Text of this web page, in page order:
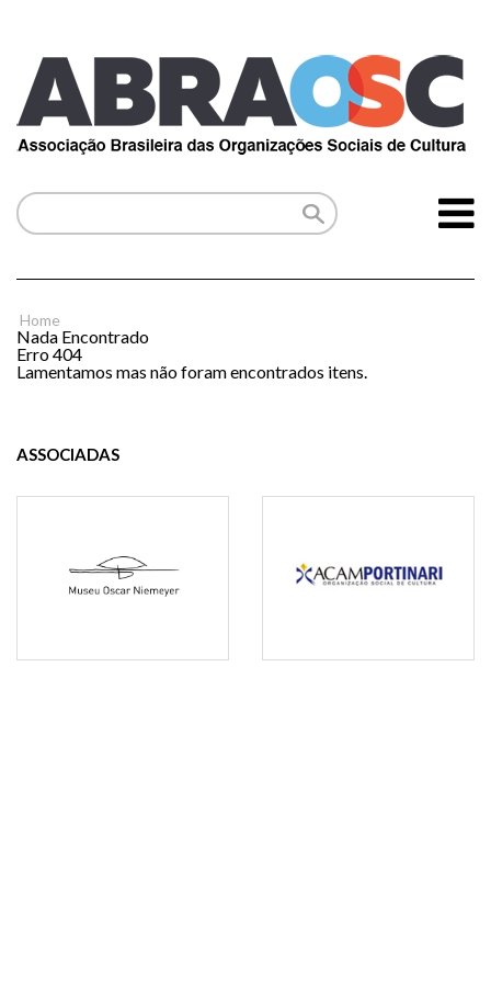
Home
Nada Encontrado
Erro 404
Lamentamos mas não foram encontrados itens.
ASSOCIADAS